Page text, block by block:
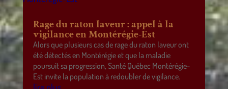
Rage du raton laveur : appel à la
vigilance en Montérégie-Est
Alors que plusieurs cas de rage du raton laveur ont
été détectés en Montérégie et que la maladie
poursuit sa progression, Santé Québec Montérégie-
Est invite la population à redoubler de vigilance.